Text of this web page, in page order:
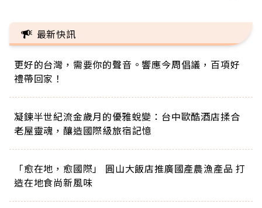
最新快訊
更好的台灣，需要你的聲音。響應今周倡議，百項好
禮帶回家！
凝鍊半世紀流金歲月的優雅蛻變：台中歐酷酒店揉合
老屋靈魂，釀造國際級旅宿記憶
「愈在地，愈國際」 圓山大飯店推廣國產農漁產品 打
造在地食尚新風味